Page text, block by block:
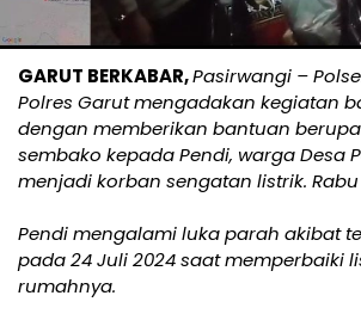
GARUT BERKABAR,Pasirwangi –
Polres Garut mengadakan kegiatan
dengan memberikan bantuan
sembako kepada Pendi, warga Desa
menjadi korban sengatan listrik.
Pendi mengalami luka parah akibat
pada 24 Juli 2024 saat memperbaiki
rumahnya.